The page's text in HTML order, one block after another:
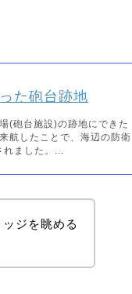
た砲台跡地
(砲台施設)の跡地にできた
航したことで、海辺の防衛
ました。...
ジを眺める